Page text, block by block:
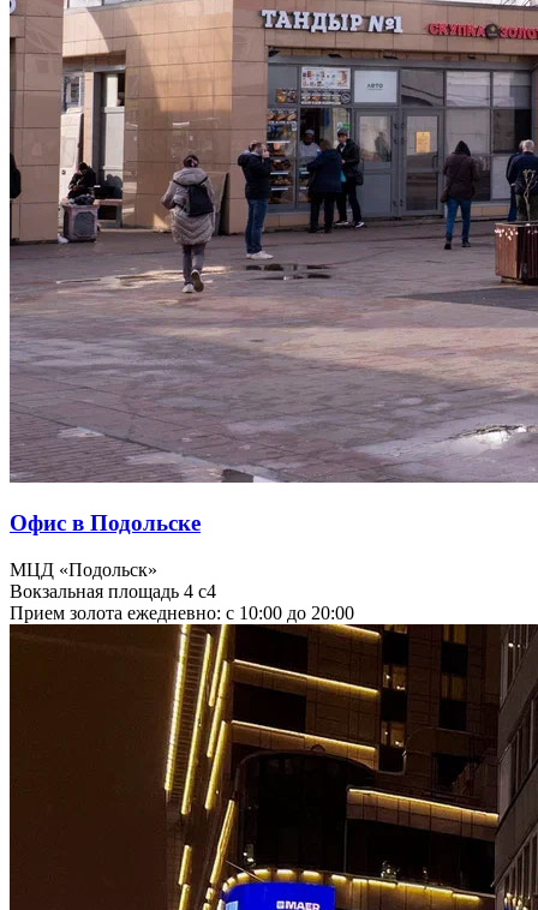
Офис в Подольске
МЦД «Подольск»
Вокзальная площадь 4 с4
Прием золота ежедневно: с 10:00 до 20:00